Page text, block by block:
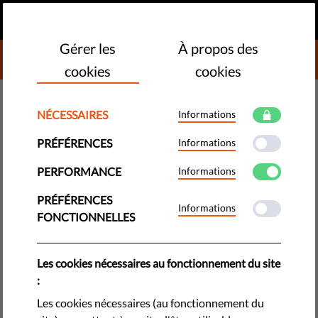
DONATE TO LIBERTIES
​L'UE doit agir alors que des pays
membres suivent le « modèle
Poutine » pour contrôler les
médias
Avec la machine de propagande de la Russie qui tourne à
plein régime, nous voyons directement les conséquences
dévastatrices du contrôle des médias par les gouvernements.
by Jascha Galaski & Jonathan Day
Gérer les
cookies
À propos des
cookies
NÉCESSAIRES Informations
PRÉFÉRENCES Informations
PERFORMANCE Informations
PRÉFÉRENCES
FONCTIONNELLES
Informations
Les cookies nécessaires au fonctionnement du site
:
Les cookies nécessaires (au fonctionnement du